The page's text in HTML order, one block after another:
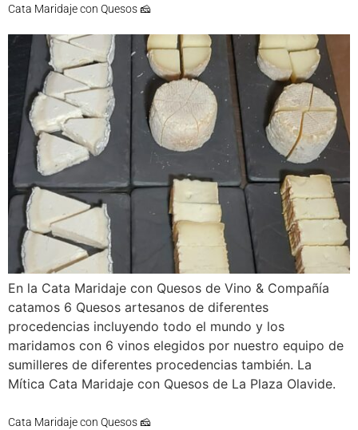
Cata Maridaje con Quesos 🧀
En la Cata Maridaje con Quesos de Vino & Compañía
catamos 6 Quesos artesanos de diferentes
procedencias incluyendo todo el mundo y los
maridamos con 6 vinos elegidos por nuestro equipo de
sumilleres de diferentes procedencias también. La
Mítica Cata Maridaje con Quesos de La Plaza Olavide.
Cata Maridaje con Quesos 🧀